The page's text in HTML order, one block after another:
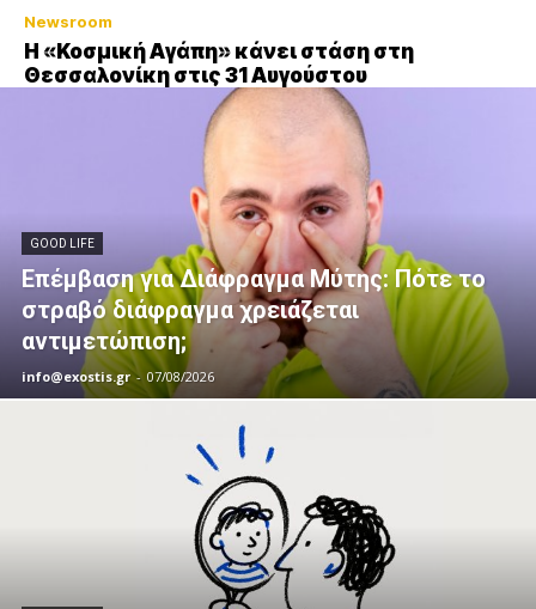
Newsroom
Η «Κοσμική Αγάπη» κάνει στάση στη
Θεσσαλονίκη στις 31 Αυγούστου
GOOD LIFE
Επέμβαση για Διάφραγμα Μύτης: Πότε το
στραβό διάφραγμα χρειάζεται
αντιμετώπιση;
info@exostis.gr - 07/08/2026